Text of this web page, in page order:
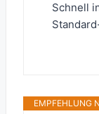
Schnell
EMPFEHLUNG